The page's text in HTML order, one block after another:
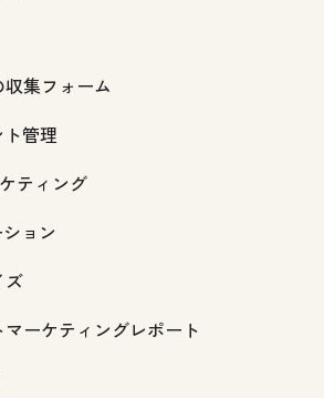
収集フォーム
管理
ティング
ョン
ズ
ーケティングレポート